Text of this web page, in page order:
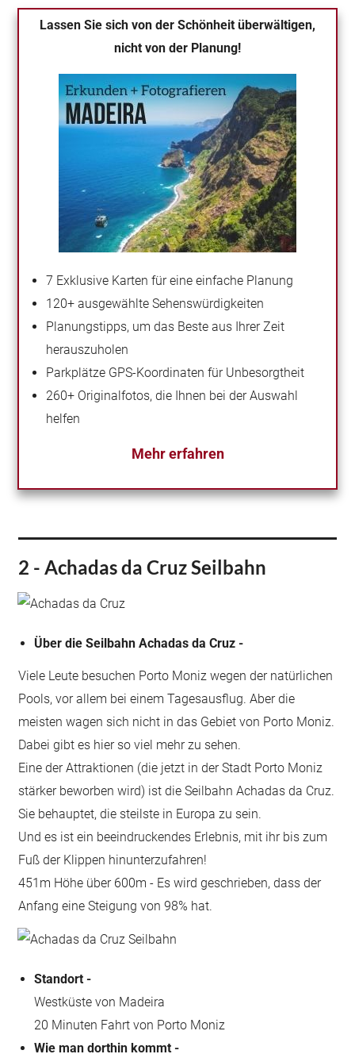
Lassen Sie sich von der Schönheit überwältigen,
nicht von der Planung!
7 Exklusive Karten für eine einfache Planung
120+ ausgewählte Sehenswürdigkeiten
Planungstipps, um das Beste aus Ihrer Zeit
herauszuholen
Parkplätze GPS-Koordinaten für Unbesorgtheit
260+ Originalfotos, die Ihnen bei der Auswahl
helfen
Mehr erfahren
2 - Achadas da Cruz Seilbahn
Über die Seilbahn Achadas da Cruz -
Viele Leute besuchen Porto Moniz wegen der natürlichen
Pools, vor allem bei einem Tagesausflug. Aber die
meisten wagen sich nicht in das Gebiet von Porto Moniz.
Dabei gibt es hier so viel mehr zu sehen.
Eine der Attraktionen (die jetzt in der Stadt Porto Moniz
stärker beworben wird) ist die Seilbahn Achadas da Cruz.
Sie behauptet, die steilste in Europa zu sein.
Und es ist ein beeindruckendes Erlebnis, mit ihr bis zum
Fuß der Klippen hinunterzufahren!
451m Höhe über 600m - Es wird geschrieben, dass der
Anfang eine Steigung von 98% hat.
Standort -
Westküste von Madeira
20 Minuten Fahrt von Porto Moniz
Wie man dorthin kommt -